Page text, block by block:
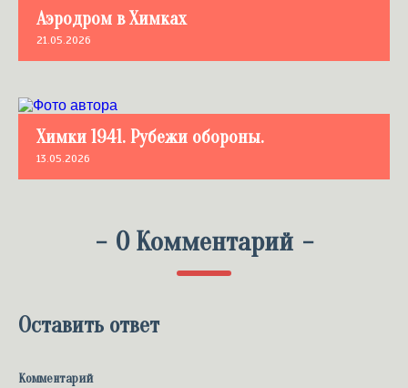
Аэродром в Химках
21.05.2026
Химки 1941. Рубежи обороны.
13.05.2026
- 0 Комментарий -
Оставить ответ
Комментарий